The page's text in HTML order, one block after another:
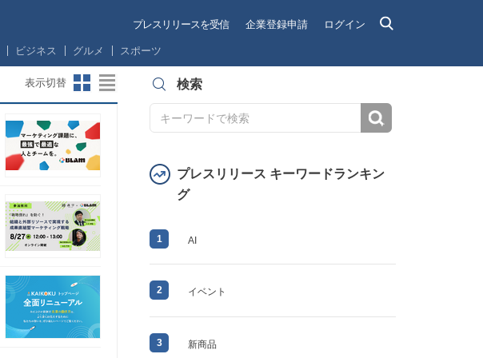
プレスリリースを受信 企業登録申請 ログイン
ビジネス グルメ スポーツ
表示切替 検索
プレスリリース キーワードランキン
グ
1 AI
2 イベント
3 新商品